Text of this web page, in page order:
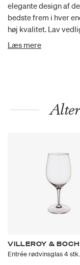
elegante design af
bedste frem i hver
høj kvalitet. Lav
opvaskemaskine.
Læs mere
VILLEROY & BOCH
Entrée rødvinsglas 4 stk.